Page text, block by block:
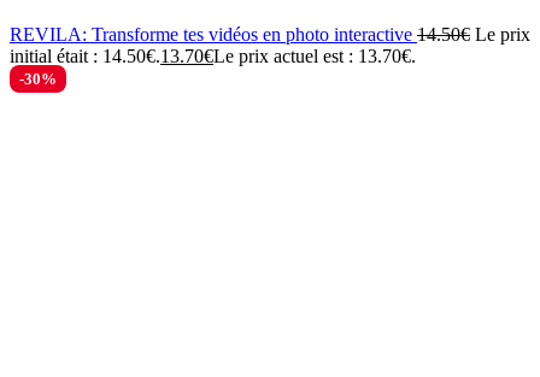
REVILA: Transforme tes vidéos en photo interactive 14.50€ Le prix
initial était : 14.50€.13.70€Le prix actuel est : 13.70€.
-30%